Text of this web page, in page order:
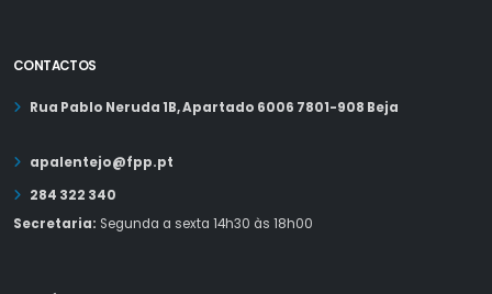
CONTACTOS
Rua Pablo Neruda 1B, Apartado 6006 7801-908 Beja
apalentejo@fpp.pt
284 322 340
Secretaria: Segunda a sexta 14h30 às 18h00